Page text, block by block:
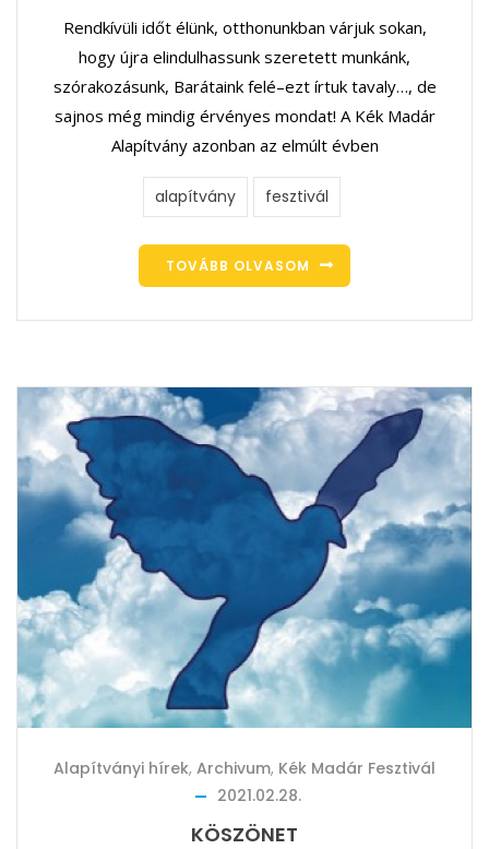
Rendkívüli időt élünk, otthonunkban várjuk sokan,
hogy újra elindulhassunk szeretett munkánk,
szórakozásunk, Barátaink felé–ezt írtuk tavaly…, de
sajnos még mindig érvényes mondat! A Kék Madár
Alapítvány azonban az elmúlt évben
alapítvány fesztivál
TOVÁBB OLVASOM
Alapítványi hírek, Archivum, Kék Madár Fesztivál
2021.02.28.
KÖSZÖNET